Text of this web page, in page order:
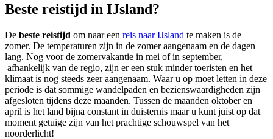
Beste reistijd in IJsland?
De beste reistijd om naar een reis naar IJsland te maken is de
zomer. De temperaturen zijn in de zomer aangenaam en de dagen
lang. Nog voor de zomervakantie in mei of in september,
afhankelijk van de regio, zijn er een stuk minder toeristen en het
klimaat is nog steeds zeer aangenaam. Waar u op moet letten in deze
periode is dat sommige wandelpaden en bezienswaardigheden zijn
afgesloten tijdens deze maanden. Tussen de maanden oktober en
april is het land bijna constant in duisternis maar u kunt juist op dat
moment getuige zijn van het prachtige schouwspel van het
noorderlicht!